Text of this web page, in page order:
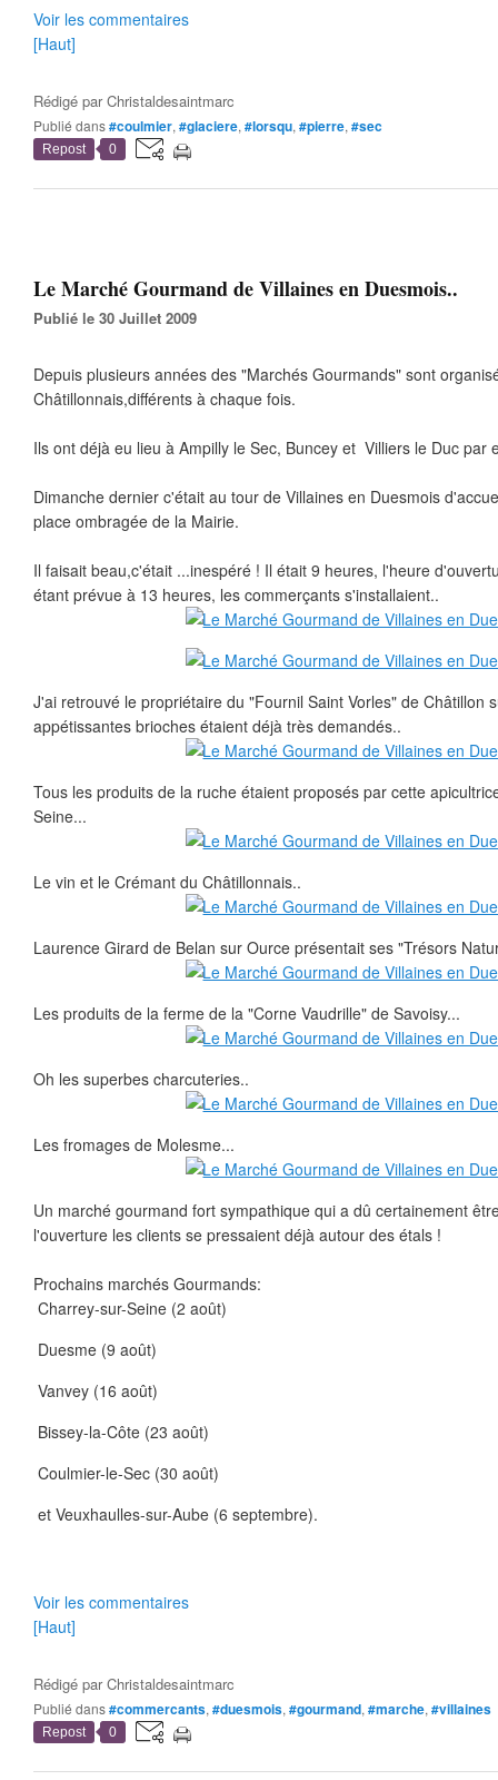
Voir les commentaires
[Haut]
Rédigé parChristaldesaintmarc
Publié dans#coulmier, #glaciere, #lorsqu, #pierre, #sec
Repost 0
Le Marché Gourmand de Villaines en Duesmois..
Publié le 30 Juillet 2009
Depuis plusieurs années des "Marchés Gourmands" sont
Châtillonnais,différents à chaque fois.
Ils ont déjà eu lieu à Ampilly le Sec, Buncey et Villiers le Duc par
Dimanche dernier c'était au tour de Villaines en Duesmois
place ombragée de la Mairie.
Il faisait beau,c'était ...inespéré ! Il était 9 heures, l'heure
étant prévue à 13 heures, les commerçants s'installaient..
J'ai retrouvé le propriétaire du "Fournil Saint Vorles" de Châtillon
appétissantes brioches étaient déjà très demandés..
Tous les produits de la ruche étaient proposés par cette
Seine...
Le vin et le Crémant du Châtillonnais..
Laurence Girard de Belan sur Ource présentait ses "Trésors
Les produits de la ferme de la "Corne Vaudrille" de Savoisy...
Oh les superbes charcuteries..
Les fromages de Molesme...
Un marché gourmand fort sympathique qui a dû certainement
l'ouverture les clients se pressaient déjà autour des étals !
Prochains marchés Gourmands:
Charrey-sur-Seine (2 août)
Duesme (9 août)
Vanvey (16 août)
Bissey-la-Côte (23 août)
Coulmier-le-Sec (30 août)
et Veuxhaulles-sur-Aube (6 septembre).
Voir les commentaires
[Haut]
Rédigé parChristaldesaintmarc
Publié dans#commercants, #duesmois, #gourmand, #marche, #villaines
Repost 0